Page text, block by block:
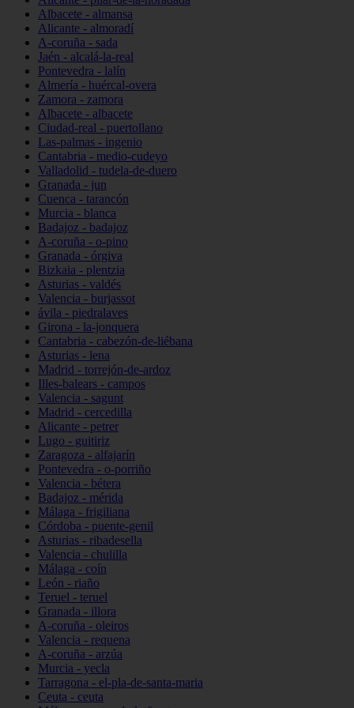
Albacete - almansa
Alicante - almoradí
A-coruña - sada
Jaén - alcalá-la-real
Pontevedra - lalín
Almería - huércal-overa
Zamora - zamora
Albacete - albacete
Ciudad-real - puertollano
Las-palmas - ingenio
Cantabria - medio-cudeyo
Valladolid - tudela-de-duero
Granada - jun
Cuenca - tarancón
Murcia - blanca
Badajoz - badajoz
A-coruña - o-pino
Granada - órgiva
Bizkaia - plentzia
Asturias - valdés
Valencia - burjassot
ávila - piedralaves
Girona - la-jonquera
Cantabria - cabezón-de-liébana
Asturias - lena
Madrid - torrejón-de-ardoz
Illes-balears - campos
Valencia - sagunt
Madrid - cercedilla
Alicante - petrer
Lugo - guitiriz
Zaragoza - alfajarín
Pontevedra - o-porriño
Valencia - bétera
Badajoz - mérida
Málaga - frigiliana
Córdoba - puente-genil
Asturias - ribadesella
Valencia - chulilla
Málaga - coín
León - riaño
Teruel - teruel
Granada - illora
A-coruña - oleiros
Valencia - requena
A-coruña - arzúa
Murcia - yecla
Tarragona - el-pla-de-santa-maria
Ceuta - ceuta